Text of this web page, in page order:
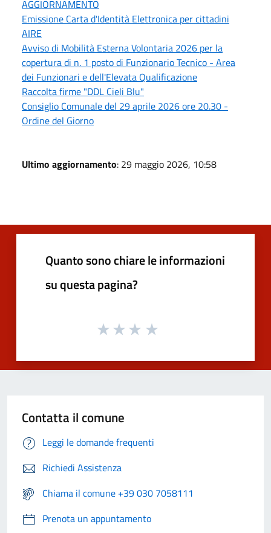
AGGIORNAMENTO
Emissione Carta d'Identità Elettronica per cittadini
AIRE
Avviso di Mobilità Esterna Volontaria 2026 per la
copertura di n. 1 posto di Funzionario Tecnico - Area
dei Funzionari e dell'Elevata Qualificazione
Raccolta firme "DDL Cieli Blu"
Consiglio Comunale del 29 aprile 2026 ore 20.30 -
Ordine del Giorno
Ultimo aggiornamento: 29 maggio 2026, 10:58
Quanto sono chiare le informazioni
su questa pagina?
Contatta il comune
Leggi le domande frequenti
Richiedi Assistenza
Chiama il comune +39 030 7058111
Prenota un appuntamento